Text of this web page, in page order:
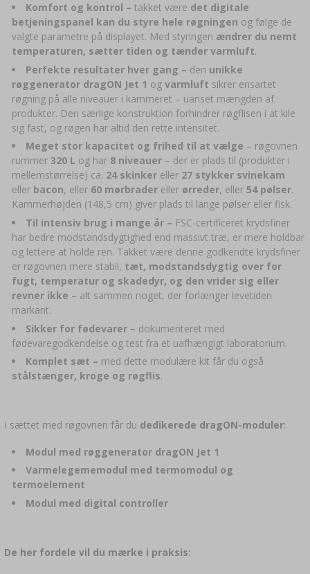
Komfort og kontrol – takket være det digitale
betjeningspanel kan du styre hele røgningen og følge de
valgte parametre på displayet. Med styringen ændrer du nemt
temperaturen, sætter tiden og tænder varmluft.
Perfekte resultater hver gang – den unikke
røggenerator dragON Jet 1 og varmluft sikrer ensartet
røgning på alle niveauer i kammeret – uanset mængden af
produkter. Den særlige konstruktion forhindrer røgflisen i at kile
sig fast, og røgen har altid den rette intensitet.
Meget stor kapacitet og frihed til at vælge – røgovnen
rummer 320 L og har 8 niveauer– der er plads til (produkter i
mellemstørrelse) ca. 24 skinkereller 27 stykker svinekam
eller bacon, eller 60 mørbradereller ørreder, eller 54 pølser.
Kammerhøjden (148,5 cm) giver plads til lange pølser eller fisk.
Til intensiv brug i mange år – FSC-certificeret krydsfiner
har bedre modstandsdygtighed end massivt træ, er mere holdbar
og lettere at holde ren. Takket være denne godkendte krydsfiner
er røgovnen mere stabil, tæt, modstandsdygtig over for
fugt, temperatur og skadedyr, og den vrider sig eller
revner ikke – alt sammen noget, der forlænger levetiden
markant.
Sikker for fødevarer – dokumenteret med
fødevaregodkendelse og test fra et uafhængigt laboratorium.
Komplet sæt – med dette modulære kit får du også
stålstænger, kroge og røgflis.
I sættet med røgovnen får du dedikerede dragON-moduler:
Modul med røggenerator dragON Jet 1
Varmelegememodul med termomodul og
termoelement
Modul med digital controller
De her fordele vil du mærke i praksis: